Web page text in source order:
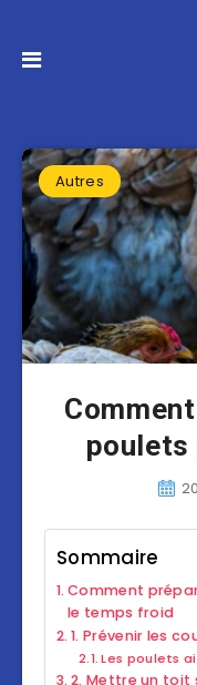
Autres
Sommaire
Comment
le temps froid
1. Prévenir les
Les poulets
2. Mettre un toit